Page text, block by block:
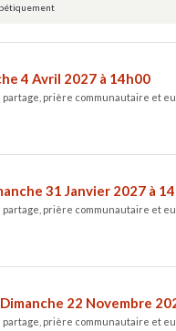
4 Avril 2027 à 14h00
prière communautaire et
31 Janvier 2027 à
prière communautaire et
22 Novembre
prière communautaire et